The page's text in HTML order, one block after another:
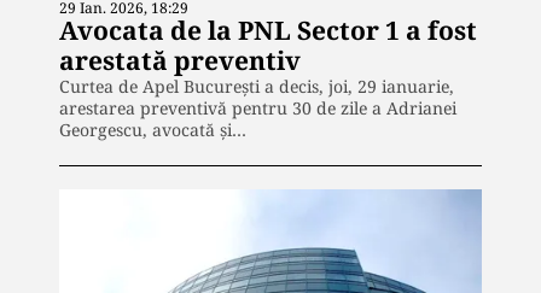
29 Ian. 2026, 18:29
Avocata de la PNL Sector 1 a fost
arestată preventiv
Curtea de Apel București a decis, joi, 29 ianuarie,
arestarea preventivă pentru 30 de zile a Adrianei
Georgescu, avocată și…